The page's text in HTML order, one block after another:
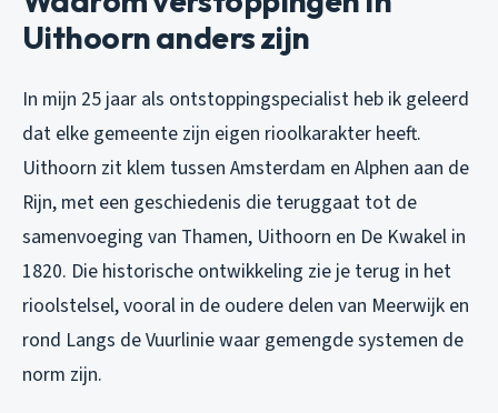
Uithoorn anders zijn
In mijn 25 jaar als ontstoppingspecialist heb ik geleerd
dat elke gemeente zijn eigen rioolkarakter heeft.
Uithoorn zit klem tussen Amsterdam en Alphen aan de
Rijn, met een geschiedenis die teruggaat tot de
samenvoeging van Thamen, Uithoorn en De Kwakel in
1820. Die historische ontwikkeling zie je terug in het
rioolstelsel, vooral in de oudere delen van Meerwijk en
rond Langs de Vuurlinie waar gemengde systemen de
norm zijn.